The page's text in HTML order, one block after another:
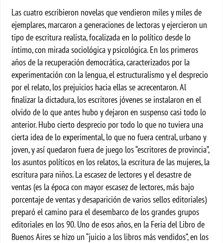
Las cuatro escribieron novelas que vendieron miles y miles de
ejemplares, marcaron a generaciones de lectoras y ejercieron un
tipo de escritura realista, focalizada en lo político desde lo
íntimo, con mirada sociológica y psicológica. En los primeros
años de la recuperación democrática, caracterizados por la
experimentación con la lengua, el estructuralismo y el desprecio
por el relato, los prejuicios hacia ellas se acrecentaron. Al
finalizar la dictadura, los escritores jóvenes se instalaron en el
olvido de lo que antes hubo y dejaron en suspenso casi todo lo
anterior. Hubo cierto desprecio por todo lo que no tuviera una
cierta idea de lo experimental, lo que no fuera central, urbano y
joven, y así quedaron fuera de juego los “escritores de provincia”,
los asuntos políticos en los relatos, la escritura de las mujeres, la
escritura para niños. La escasez de lectores y el desastre de
ventas (es la época con mayor escasez de lectores, más bajo
porcentaje de ventas y desaparición de varios sellos editoriales)
preparó el camino para el desembarco de los grandes grupos
editoriales en los 90. Uno de esos años, en la Feria del Libro de
Buenos Aires se hizo un “juicio a los libros más vendidos”, en los